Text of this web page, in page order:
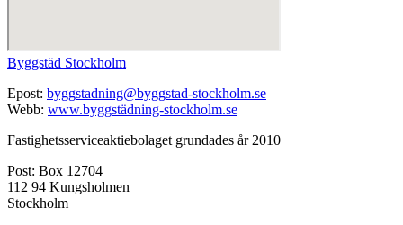
Byggstäd Stockholm
Epost: byggstadning@byggstad-stockholm.se
Webb: www.byggstädning-stockholm.se
Fastighetsserviceaktiebolaget grundades år 2010
Post: Box 12704
112 94 Kungsholmen
Stockholm